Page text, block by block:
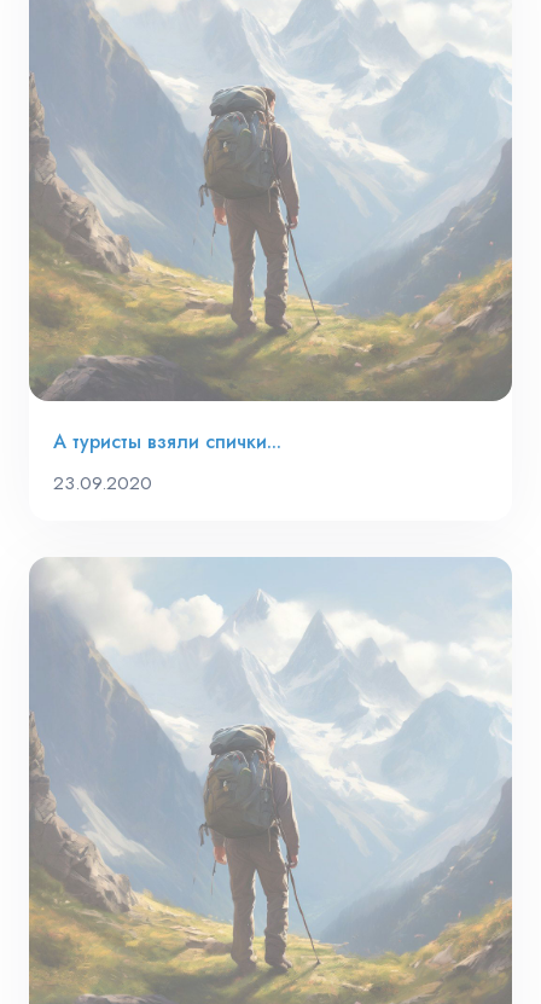
А туристы взяли спички...
23.09.2020